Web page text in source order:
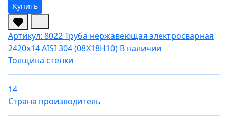
Купить
Артикул: 8022Труба нержавеющая электросварная
2420х14 AISI 304 (08Х18Н10) В наличии
Толщина стенки
14
Страна производитель